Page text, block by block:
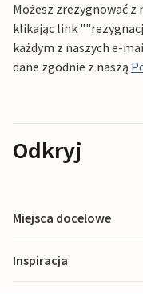
Możesz zrezygnować
klikając link
każdym z naszych e-
dane zgodnie z naszą
Odkryj
Miejsca docelowe
Inspiracja